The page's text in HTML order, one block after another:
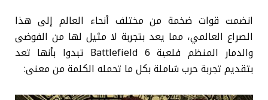
انضمت قوات ضخمة من مختلف أنحاء العالم إلى هذا
الصراع العالمي، مما يعد بتجربة لا مثيل لها من الفوضى
والدمار المنظم فلعبة Battlefield 6 تبدوا بأنها تعد
بتقديم تجربة حرب شاملة بكل ما تحمله الكلمة من معنى: